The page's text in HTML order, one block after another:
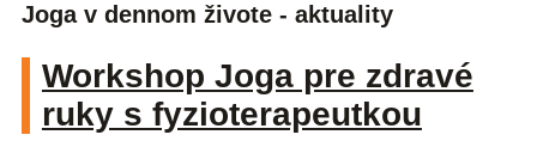
Joga v dennom živote - aktuality
Workshop Joga pre zdravé
ruky s fyzioterapeutkou